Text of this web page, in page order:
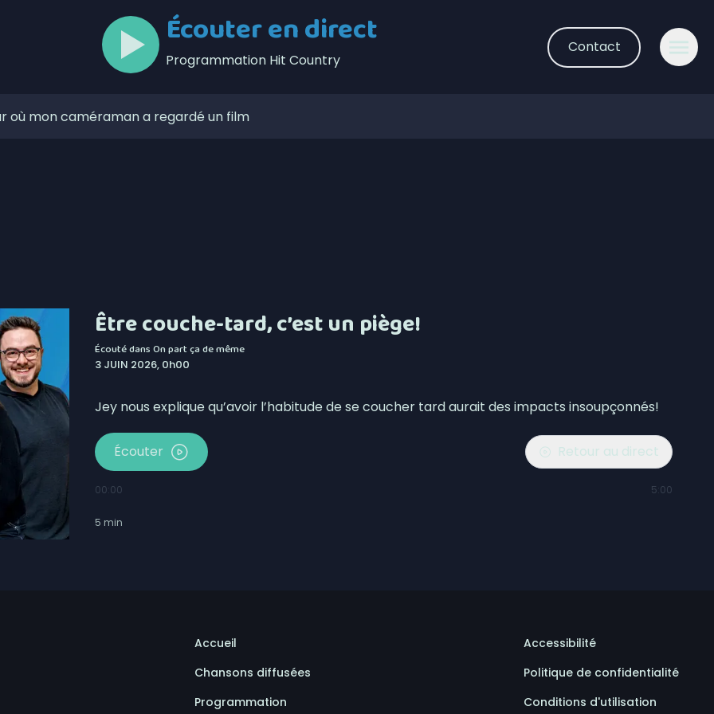
Écouter en direct
Programmation Hit Country
Contact
où mon caméraman a regardé un film
trois rencontres
de l’Opération nationale concertée en sécurité
de la Ligue de balle de l’Est
de feux de forêt en juillet au Québec
la Société portuaire du Bas-Saint-Laurent et de la
en candidatures du Gala de l’Excellence
Être couche-tard, c’est un piège!
Écouté dansOn part ça de même
3 JUIN 2026, 0h00
Jey nous explique qu’avoir l’habitude de se coucher tard aurait des impacts insoupçonnés!
Écouter Retour au direct
00:00 5:00
5 min
Accueil
Chansons diffusées
Programmation
Accessibilité
Politique de confidentialité
Conditions d'utilisation